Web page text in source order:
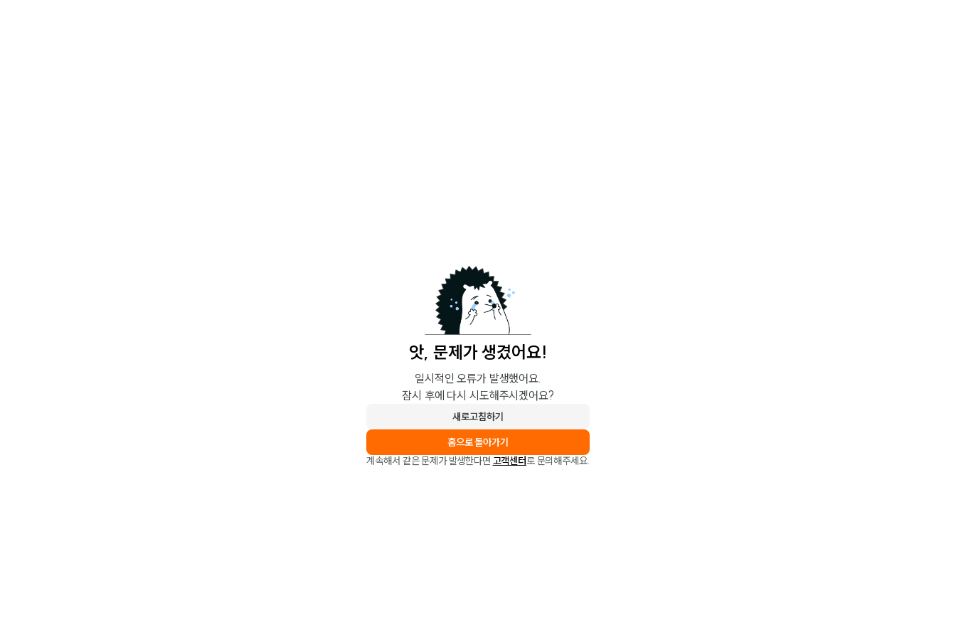
앗, 문제가 생겼어요!
일시적인 오류가 발생했어요.
잠시 후에 다시 시도해주시겠어요?
새로고침하기
홈으로 돌아가기
계속해서 같은 문제가 발생한다면 고객센터로 문의해주세요.